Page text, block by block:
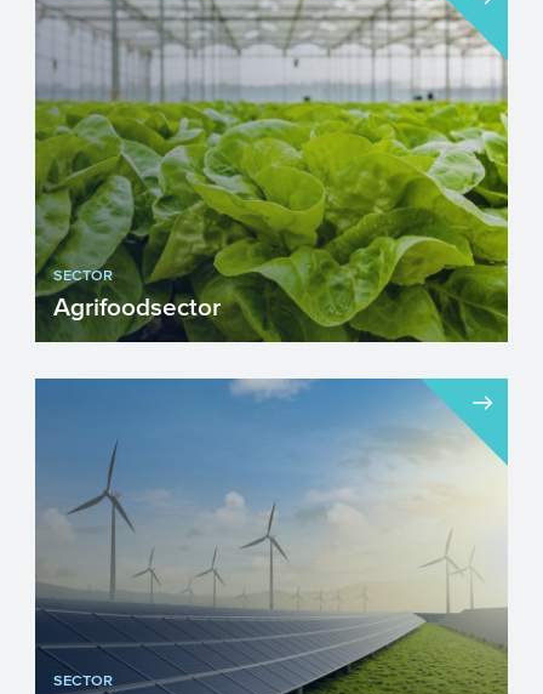
SECTOR
Agrifoodsector
De Agrifoodsector is een belangrijke
afhankelijk zijn in het dagel...
SECTOR